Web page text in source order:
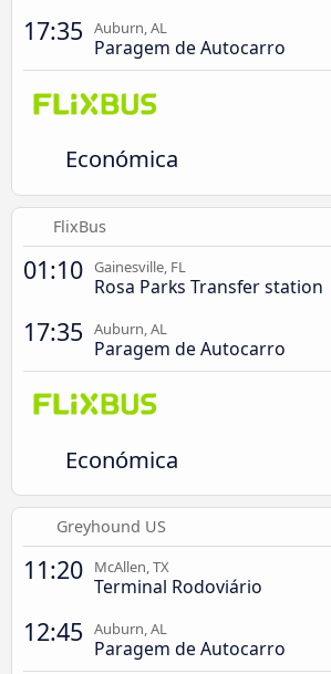
17:35 Auburn, AL
Paragem de Autocarro
Económica
FlixBus
01:10 Gainesville, FL
Rosa Parks Transfer station
17:35 Auburn, AL
Paragem de Autocarro
Económica
Greyhound US
11:20 McAllen, TX
Terminal Rodoviário
12:45 Auburn, AL
Paragem de Autocarro